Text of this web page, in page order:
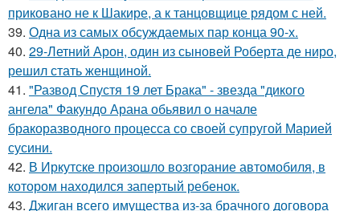
приковано не к Шакире, а к танцовщице рядом с ней.
39. Одна из самых обсуждаемых пар конца 90-х.
40. 29-Летний Арон, один из сыновей Роберта де ниро,
решил стать женщиной.
41. "Развод Спустя 19 лет Брака" - звезда "дикого
ангела" Факундо Арана обьявил о начале
бракоразводного процесса со своей супругой Марией
сусини.
42. В Иркутске произошло возгорание автомобиля, в
котором находился запертый ребенок.
43. Джиган всего имущества из-за брачного договора